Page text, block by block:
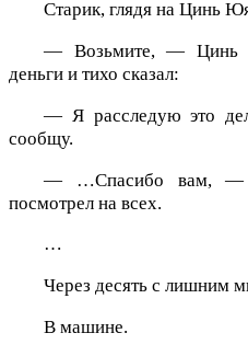
Старик, глядя на Цинь
— Возьмите, — Цинь
деньги и тихо сказал:
— Я расследую это
сообщу.
— …Спасибо вам, —
посмотрел на всех.
…
Через десять с лишним
В машине.